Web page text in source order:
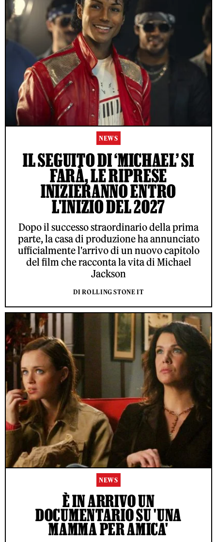
NEWS
IL SEGUITO DI ‘MICHAEL’ SI
FARÀ, LE RIPRESE
INIZIERANNO ENTRO
L'INIZIO DEL 2027
Dopo il successo straordinario della prima
parte, la casa di produzione ha annunciato
ufficialmente l'arrivo di un nuovo capitolo
del film che racconta la vita di Michael
Jackson
DI ROLLING STONE IT
NEWS
È IN ARRIVO UN
DOCUMENTARIO SU 'UNA
MAMMA PER AMICA'